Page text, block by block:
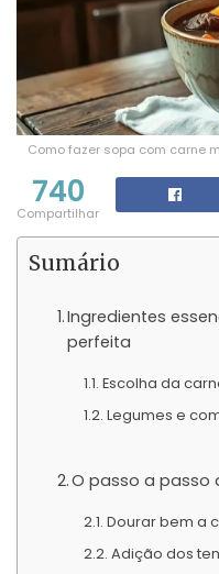
Como fazer sopa com carne
740
Compartilhar
Sumário
Ingredientes
perfeita
Escolha da
Legumes e
O passo a passo
Dourar bem a
Adição dos